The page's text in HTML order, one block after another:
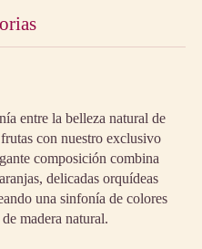
entre la belleza natural de
con nuestro exclusivo
composición combina
delicadas orquídeas
una sinfonía de colores
madera natural.